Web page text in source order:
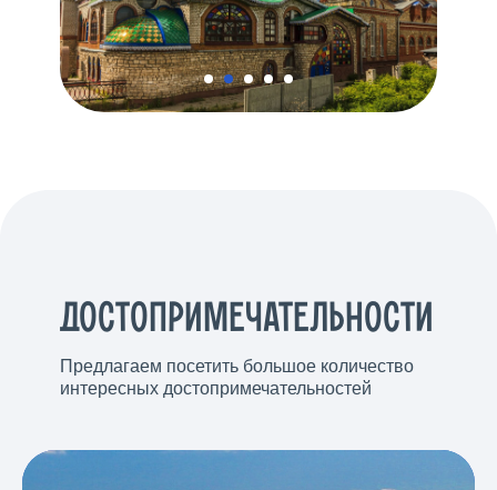
Предлагаем посетить большое количество
интересных достопримечательностей
ДОСТОПРИМЕЧАТЕЛЬНОСТИ